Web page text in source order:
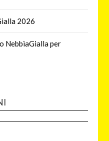
2026
NebbiaGialla per